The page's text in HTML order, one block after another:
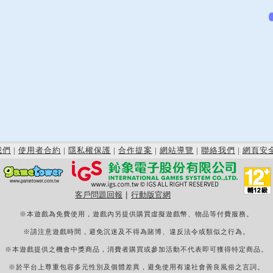
們 | 使用者合約 | 隱私權保護 | 合作提案 | 網站導覽 | 聯絡我們 | 網頁安
客戶問題回報 行動版官網
※本遊戲為免費使用，遊戲內另提供購買虛擬遊戲幣、物品等付費服務。
※請注意遊戲時間，避免沉迷及不得為賭博、違反法令或類似之行為。
※本遊戲提供之機會中獎商品，消費者購買或參加活動不代表即可獲得特定商品。
※於平台上尊重包容多元性別及個體差異，避免使用有違社會善良風俗之言詞。